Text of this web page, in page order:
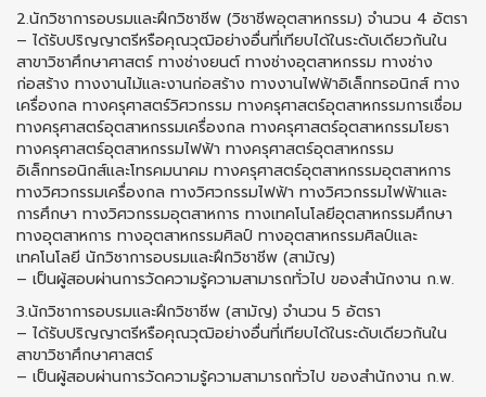
2.นักวิชาการอบรมและฝึกวิชาชีพ (วิชาชีพอุตสาหกรรม) จำนวน 4 อัตรา
– ได้รับปริญญาตรีหรือคุณวุฒิอย่างอื่นที่เทียบได้ในระดับเดียวกันใน
สาขาวิชาศึกษาศาสตร์ ทางช่างยนต์ ทางช่างอุตสาหกรรม ทางช่าง
ก่อสร้าง ทางงานไม้และงานก่อสร้าง ทางงานไฟฟ้าอิเล็กทรอนิกส์ ทาง
เครื่องกล ทางครุศาสตร์วิศวกรรม ทางครุศาสตร์อุตสาหกรรมการเชื่อม
ทางครุศาสตร์อุตสาหกรรมเครื่องกล ทางครุศาสตร์อุตสาหกรรมโยธา
ทางครุศาสตร์อุตสาหกรรมไฟฟ้า ทางครุศาสตร์อุตสาหกรรม
อิเล็กทรอนิกส์และโทรคมนาคม ทางครุศาสตร์อุตสาหกรรมอุตสาหการ
ทางวิศวกรรมเครื่องกล ทางวิศวกรรมไฟฟ้า ทางวิศวกรรมไฟฟ้าและ
การศึกษา ทางวิศวกรรมอุตสาหการ ทางเทคโนโลยีอุตสาหกรรมศึกษา
ทางอุตสาหการ ทางอุตสาหกรรมศิลป์ ทางอุตสาหกรรมศิลป์และ
เทคโนโลยี นักวิชาการอบรมและฝึกวิชาชีพ (สามัญ)
– เป็นผู้สอบผ่านการวัดความรู้ความสามารถทั่วไป ของสำนักงาน ก.พ.
3.นักวิชาการอบรมและฝึกวิชาชีพ (สามัญ) จำนวน 5 อัตรา
– ได้รับปริญญาตรีหรือคุณวุฒิอย่างอื่นที่เทียบได้ในระดับเดียวกันใน
สาขาวิชาศึกษาศาสตร์
– เป็นผู้สอบผ่านการวัดความรู้ความสามารถทั่วไป ของสำนักงาน ก.พ.